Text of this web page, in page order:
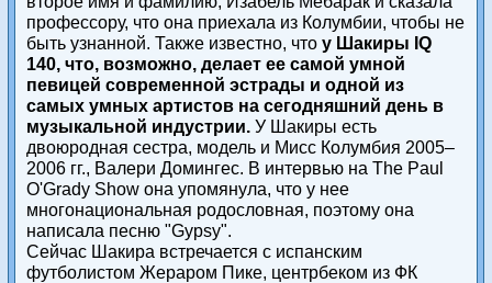
профессору, что она приехала из Колумбии, чтобы не
быть узнанной. Также известно, что у Шакиры IQ
140, что, возможно, делает ее самой умной
певицей современной эстрады и одной из
самых умных артистов на сегодняшний день в
музыкальной индустрии. У Шакиры есть
двоюродная сестра, модель и Мисс Колумбия 2005–
2006 гг., Валери Домингес. В интервью на The Paul
O'Grady Show она упомянула, что у нее
многонациональная родословная, поэтому она
написала песню "Gypsy".
Сейчас Шакира встречается с испанским
футболистом Жераром Пике, центрбеком из ФК